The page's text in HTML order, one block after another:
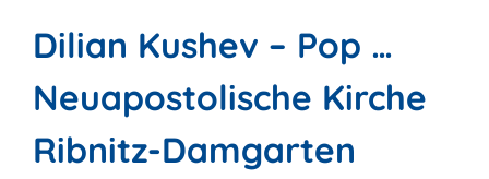
Dilian Kushev – Pop …
Neuapostolische Kirche
Ribnitz-Damgarten